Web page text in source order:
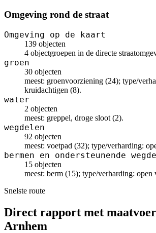
Omgeving rond de straat
Omgeving op de kaart
139 objecten
4 objectgroepen in de directe
groen
30 objecten
meest: groenvoorziening (24); type/
kruidachtigen (8).
water
2 objecten
meest: greppel, droge sloot (2).
wegdelen
92 objecten
meest: voetpad (32); type/verharding:
bermen en ondersteunende
15 objecten
meest: berm (15); type/verharding: open
Snelste route
Direct rapport met
Arnhem